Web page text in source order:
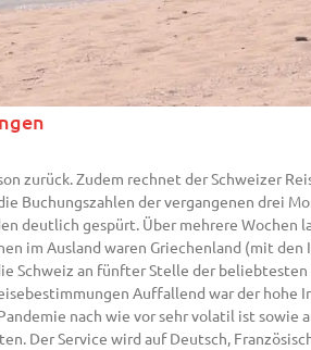
zurück. Zudem rechnet der Schweizer
Buchungszahlen der vergangenen drei
deutlich gespürt. Über mehrere Wochen
im Ausland waren Griechenland (mit
Schweiz an fünfter Stelle der
Auffallend war der
nach wie vor sehr volatil ist
Der Service wird auf Deutsch,